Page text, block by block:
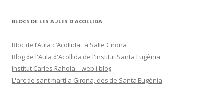
BLOCS DE LES AULES D'ACOLLIDA
Bloc de l’Aula d’Acollida La Salle Girona
Blog de l'Aula d'Acollida de l'institut Santa Eugènia
Institut Carles Rahola – web i blog
L'arc de sant martí a Girona, des de Santa Eugènia